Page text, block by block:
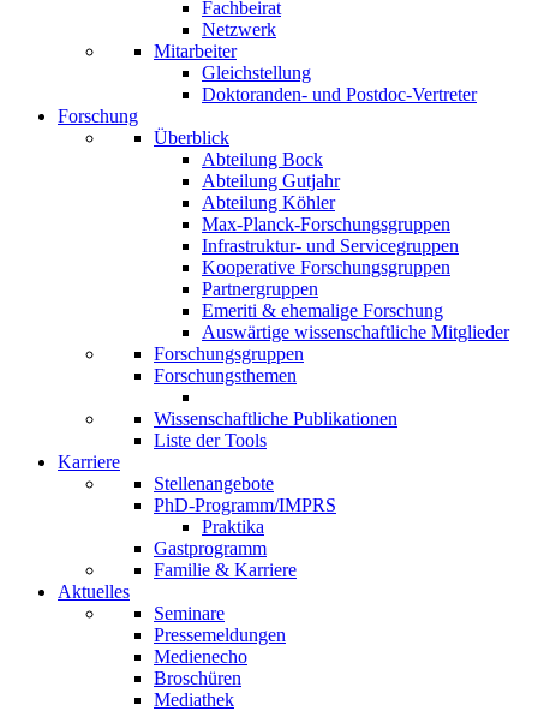
Fachbeirat
Netzwerk
Mitarbeiter
Gleichstellung
Doktoranden- und Postdoc-Vertreter
Forschung
Überblick
Abteilung Bock
Abteilung Gutjahr
Abteilung Köhler
Max-Planck-Forschungsgruppen
Infrastruktur- und Servicegruppen
Kooperative Forschungsgruppen
Partnergruppen
Emeriti & ehemalige Forschung
Auswärtige wissenschaftliche Mitglieder
Forschungsgruppen
Forschungsthemen
Wissenschaftliche Publikationen
Liste der Tools
Karriere
Stellenangebote
PhD-Programm/IMPRS
Praktika
Gastprogramm
Familie & Karriere
Aktuelles
Seminare
Pressemeldungen
Medienecho
Broschüren
Mediathek